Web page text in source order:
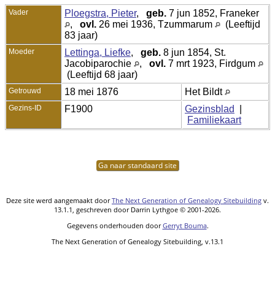
Vader Ploegstra, Pieter, geb. 7 jun 1852, Franeker
, ovl. 26 mei 1936, Tzummarum
(Leeftijd
83 jaar)
Moeder Lettinga, Liefke, geb. 8 jun 1854, St.
Jacobiparochie
, ovl. 7 mrt 1923, Firdgum
(Leeftijd 68 jaar)
Getrouwd 18 mei 1876 Het Bildt
Gezins-ID F1900 Gezinsblad
Familiekaart
Ga naar standaard site
Deze site werd aangemaakt doorThe Next Generation of Genealogy Sitebuilding v.
13.1.1, geschreven door Darrin Lythgoe © 2001-2026.
Gegevens onderhouden doorGerryt Bouma.
The Next Generation of Genealogy Sitebuilding, v.13.1